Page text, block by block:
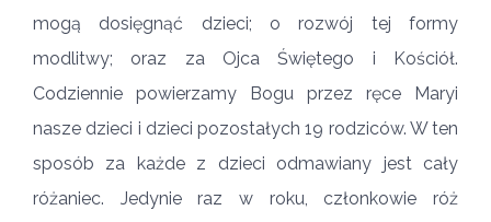
mogą dosięgnąć dzieci; o rozwój tej formy
modlitwy; oraz za Ojca Świętego i Kościół.
Codziennie powierzamy Bogu przez ręce Maryi
nasze dzieci i dzieci pozostałych 19 rodziców. W ten
sposób za każde z dzieci odmawiany jest cały
różaniec. Jedynie raz w roku, członkowie róż